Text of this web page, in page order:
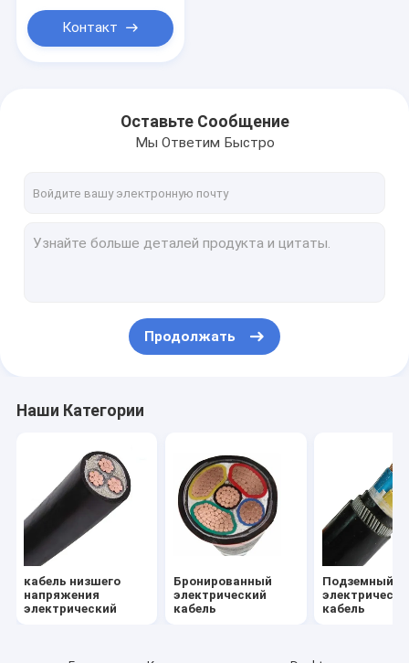
Случаи
Бронированный электрический кабель
Резиновый обшитый кабель
Алюминиевые надземные кабели
Воздушный кабель пачки
обнаженный алюминиевый проводник
Изолированный электрический провод
Контакт
Оставьте Сообщение
Мы Ответим Быстро
Продолжать
Наши Категории
кабель низшего
напряжения
электрический
Бронированный
электрический
кабель
Подземный
кабель